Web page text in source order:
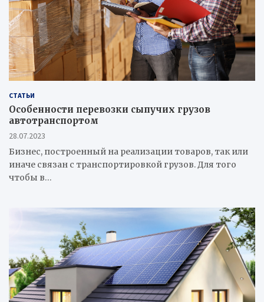
СТАТЬИ
Особенности перевозки сыпучих грузов
автотранспортом
28.07.2023
Бизнес, построенный на реализации товаров, так или
иначе связан с транспортировкой грузов. Для того
чтобы в…